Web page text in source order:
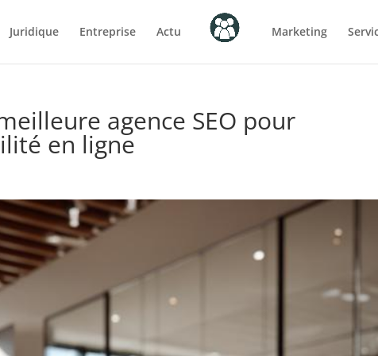
Juridique Entreprise Actu Marketing
agence SEO pour
en ligne